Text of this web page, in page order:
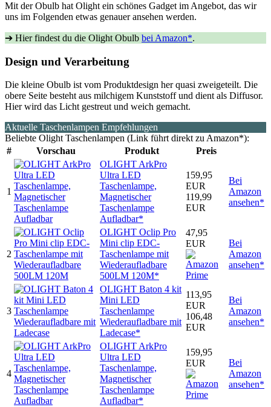
Mit der Obulb hat Olight ein schönes Gadget im Angebot, das wir
uns im Folgenden etwas genauer ansehen werden.
➔ Hier findest du die Olight Obulb bei Amazon*.
Design und Verarbeitung
Die kleine Obulb ist vom Produktdesign her quasi zweigeteilt. Die
obere Seite besteht aus milchigem Kunststoff und dient als Diffusor.
Hier wird das Licht gestreut und weich gemacht.
Aktuelle Taschenlampen Empfehlungen
Beliebte Olight Taschenlampen (Link führt direkt zu Amazon*):
#
Vorschau Produkt Preis
1
OLIGHT ArkPro
Ultra LED
Taschenlampe,
Magnetischer
Taschenlampe
Aufladbar*
159,95
EUR
119,99
EUR
Bei
Amazon
ansehen*
2
OLIGHT Oclip Pro
Mini clip EDC-
Taschenlampe mit
Wiederaufladbare
500LM 120M*
47,95
EUR
Bei
Amazon
ansehen*
3
OLIGHT Baton 4 kit
Mini LED
Taschenlampe
Wiederaufladbare mit
Ladecase*
113,95
EUR
106,48
EUR
Bei
Amazon
ansehen*
4
OLIGHT ArkPro
Ultra LED
Taschenlampe,
Magnetischer
Taschenlampe
Aufladbar*
159,95
EUR
Bei
Amazon
ansehen*